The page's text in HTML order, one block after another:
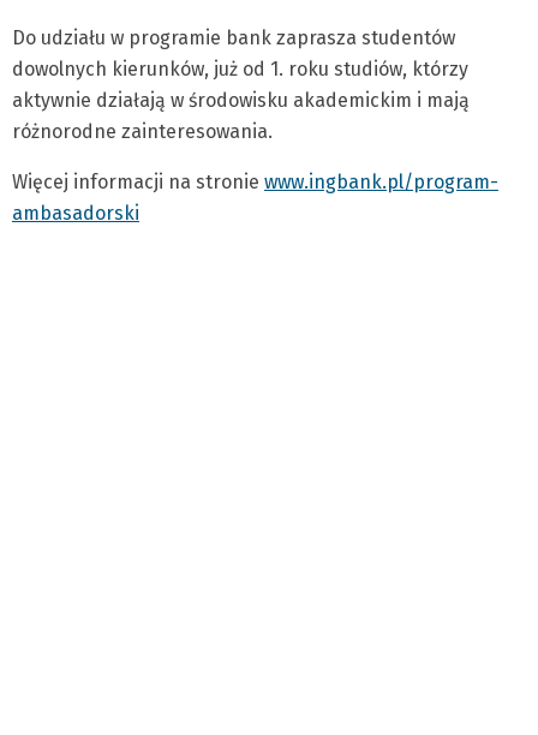
Do udziału w programie bank zaprasza studentów
dowolnych kierunków, już od 1. roku studiów, którzy
aktywnie działają w środowisku akademickim i mają
różnorodne zainteresowania.
Więcej informacji na stronie www.ingbank.pl/program-
ambasadorski